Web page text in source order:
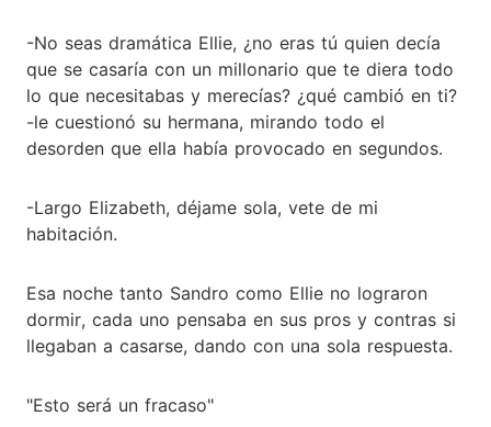
-No seas dramática Ellie, ¿no eras tú quien decía
que se casaría con un millonario que te diera todo
lo que necesitabas y merecías? ¿qué cambió en ti?
-le cuestionó su hermana, mirando todo el
desorden que ella había provocado en segundos.
-Largo Elizabeth, déjame sola, vete de mi
habitación.
Esa noche tanto Sandro como Ellie no lograron
dormir, cada uno pensaba en sus pros y contras si
llegaban a casarse, dando con una sola respuesta.
"Esto será un fracaso"